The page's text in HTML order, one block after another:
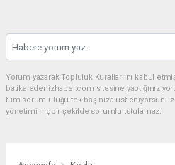
Yorum yazarak Topluluk Kuralları’nı kabul
batikaradenizhaber.com sitesine yaptığınız
tüm sorumluluğu tek başınıza
yönetimi hiçbir şekilde sorumlu tutulamaz.